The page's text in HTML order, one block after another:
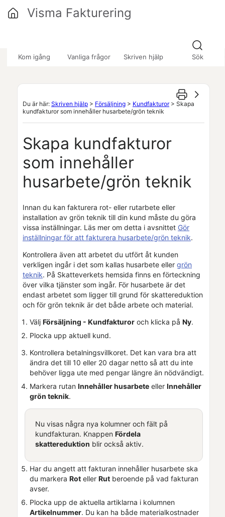
Kom igång Vanliga frågor Skriven hjälp Sök
Visma Fakturering
Du är här: Skriven hjälp > Försäljning > Kundfakturor> Skapa
kundfakturor som innehåller husarbete/grön teknik
Skapa kundfakturor
som innehåller
husarbete/grön teknik
Innan du kan fakturera rot- eller rutarbete eller
installation av grön teknik till din kund måste du göra
vissa inställningar. Läs mer om detta i avsnittet Gör
inställningar för att fakturera husarbete/grön teknik.
Kontrollera även att arbetet du utfört åt kunden
verkligen ingår i det som kallas husarbete eller grön
teknik. På Skatteverkets hemsida finns en förteckning
över vilka tjänster som ingår. För husarbete är det
endast arbetet som ligger till grund för skattereduktion
och för grön teknik är det både arbete och material.
Välj Försäljning - Kundfakturor och klicka på Ny.
Plocka upp aktuell kund.
Kontrollera betalningsvillkoret. Det kan vara bra att
ändra det till 10 eller 20 dagar netto så att du inte
behöver ligga ute med pengar längre än nödvändigt.
Markera rutan Innehåller husarbete eller Innehåller
grön teknik.
Nu visas några nya kolumner och fält på
kundfakturan. Knappen Fördela
skattereduktion blir också aktiv.
Har du angett att fakturan innehåller husarbete ska
du markera Rot eller Rut beroende på vad fakturan
avser.
Plocka upp de aktuella artiklarna i kolumnen
Artikelnummer. Du kan ha både materialkostnader